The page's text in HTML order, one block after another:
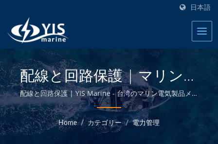
日本語
配線と回路保護 | マリンヒ
ューズブロック - マリン電
気製品メーカー | YIS
Marine
配線と回路保護 | YIS Marine - 台湾のマリン電気製品メー
カーへようこそ。
Home / カテゴリー / 電力管理